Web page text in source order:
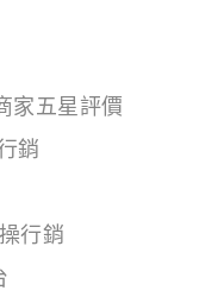
家五星評價
銷
行銷